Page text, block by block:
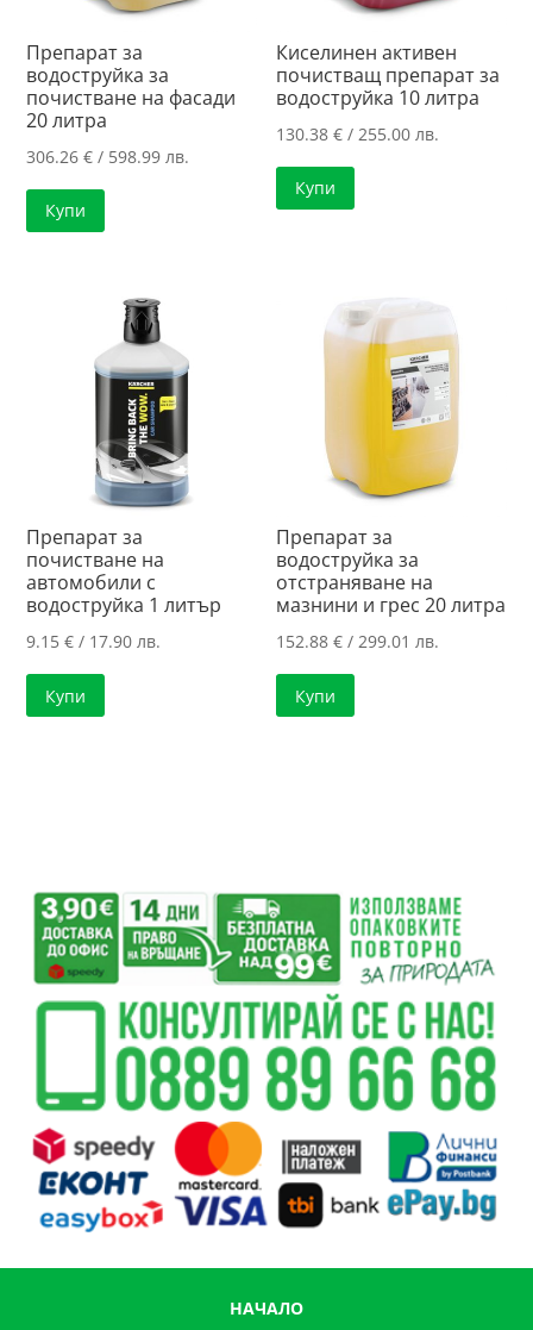
Препарат за
водоструйка за
почистване на фасади
20 литра
306.26€ / 598.99 лв.
Купи
Киселинен активен
почистващ препарат за
водоструйка 10 литра
130.38€ / 255.00 лв.
Купи
Препарат за
почистване на
автомобили с
водоструйка 1 литър
9.15€ / 17.90 лв.
Купи
Препарат за
водоструйка за
отстраняване на
мазнини и грес 20 литра
152.88€ / 299.01 лв.
Купи
НАЧАЛО